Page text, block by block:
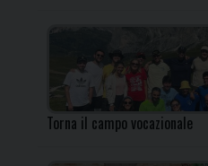
Torna il campo vocazionale